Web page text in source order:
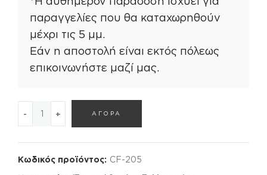
παραγγελίες που θα καταχωρηθούν
μέχρι τις 5 μμ.
Εάν η αποστολή είναι εκτός πόλεως
επικοινωνήστε μαζί μας.
ΑΓΟΡΑ
Κωδικός προϊόντος: CF-205